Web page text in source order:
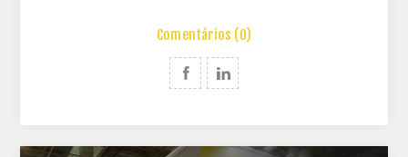
Comentários (0)